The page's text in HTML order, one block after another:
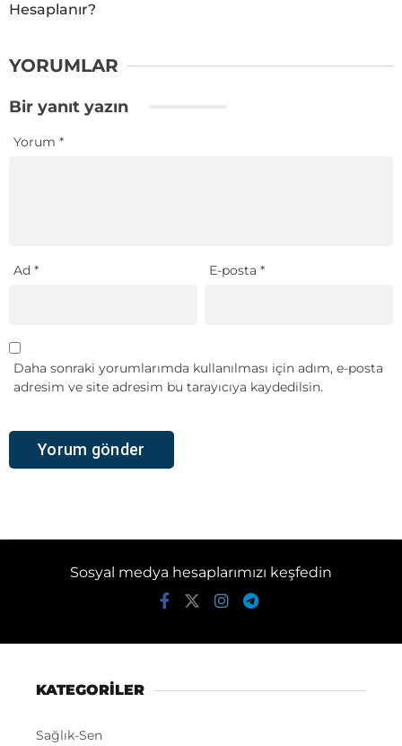
Hesaplanır?
YORUMLAR
Bir yanıt yazın
Yorum *
Ad * E-posta*
Daha sonraki yorumlarımda kullanılması için adım, e-posta
adresim ve site adresim bu tarayıcıya kaydedilsin.
Sosyal medya hesaplarımızı keşfedin
KATEGORİLER
Sağlık-Sen